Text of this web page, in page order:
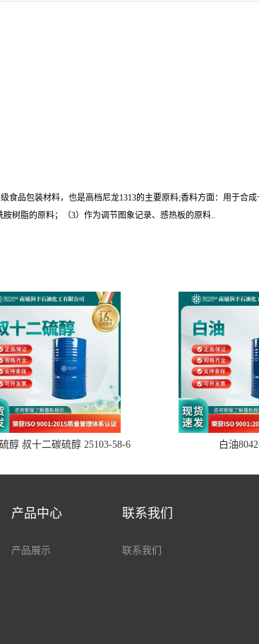
食品包装材料，也是高档尼龙1313的主要原料;香料方面：用于合
树脂的原料；（3）作为调节图象记录、感热板的原料..
醇 叔十二碳硫醇 25103-58-6 白油
产品中心
产品展示
联系我们
联系我们